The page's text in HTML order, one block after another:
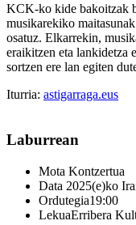
KCK-ko kide bakoitzak
musikarekiko
osatuz. Elkarrekin,
eraikitzen eta lankidetza
sortzen ere lan egiten
Iturria: astigarraga.eus
Laburrean
Mota Kontzertua
Data 2025(e)ko
Ordutegia19:00
LekuaErribera